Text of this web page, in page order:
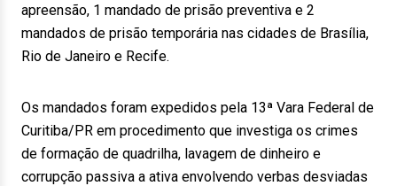
apreensão, 1 mandado de prisão preventiva e 2
mandados de prisão temporária nas cidades de Brasília,
Rio de Janeiro e Recife.
Os mandados foram expedidos pela 13ª Vara Federal de
Curitiba/PR em procedimento que investiga os crimes
de formação de quadrilha, lavagem de dinheiro e
corrupção passiva a ativa envolvendo verbas desviadas